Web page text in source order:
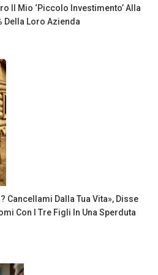
Il Mio ‘piccolo Investimento’ Alla
Della Loro Azienda
Cancellami Dalla Tua Vita», Disse
Con I Tre Figli In Una Sperduta